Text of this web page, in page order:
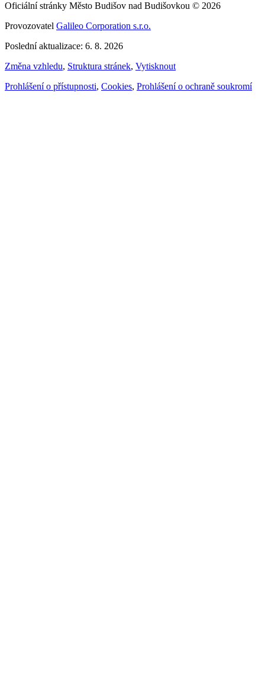
Oficiální stránky Město Budišov nad Budišovkou © 2026
Provozovatel Galileo Corporation s.r.o.
Poslední aktualizace: 6. 8. 2026
Změna vzhledu, Struktura stránek, Vytisknout
Prohlášení o přístupnosti, Cookies, Prohlášení o ochraně soukromí